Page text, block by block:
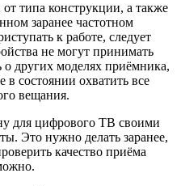
типа конструкции, а также
заранее частотном
к работе, следует
не могут принимать
других моделях приёмника,
в состоянии охватить все
вещания.
для цифрового ТВ своими
Это нужно делать заранее,
качество приёма